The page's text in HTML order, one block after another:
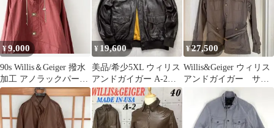
度) ブラウン 90年代
USA製
¥9,000
90s Willis＆Geiger 撥水
加工 アノラックパーカ
ー L ビンテージ
¥ 19,600
美品/希少5XL ウィリス
アンドガイガー A-2
USA製 フライトジャケ
ット
¥27,500
Willis&Geiger ウィリス
アンドガイガー サフ
ァリジャケット 38